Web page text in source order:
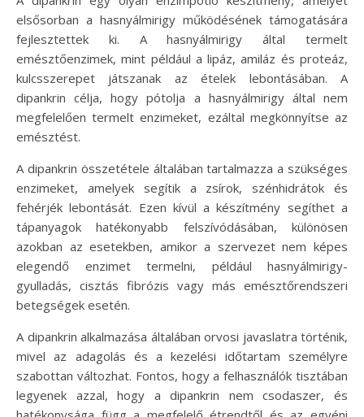
elsősorban a hasnyálmirigy működésének támogatására
fejlesztettek ki. A hasnyálmirigy által termelt
emésztőenzimek, mint például a lipáz, amiláz és proteáz,
kulcsszerepet játszanak az ételek lebontásában. A
dipankrin célja, hogy pótolja a hasnyálmirigy által nem
megfelelően termelt enzimeket, ezáltal megkönnyítse az
emésztést.
A dipankrin összetétele általában tartalmazza a szükséges
enzimeket, amelyek segítik a zsírok, szénhidrátok és
fehérjék lebontását. Ezen kívül a készítmény segíthet a
tápanyagok hatékonyabb felszívódásában, különösen
azokban az esetekben, amikor a szervezet nem képes
elegendő enzimet termelni, például hasnyálmirigy-
gyulladás, cisztás fibrózis vagy más emésztőrendszeri
betegségek esetén.
A dipankrin alkalmazása általában orvosi javaslatra történik,
mivel az adagolás és a kezelési időtartam személyre
szabottan változhat. Fontos, hogy a felhasználók tisztában
legyenek azzal, hogy a dipankrin nem csodaszer, és